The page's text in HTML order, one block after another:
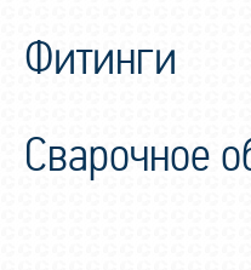
Фитинги
Сварочное